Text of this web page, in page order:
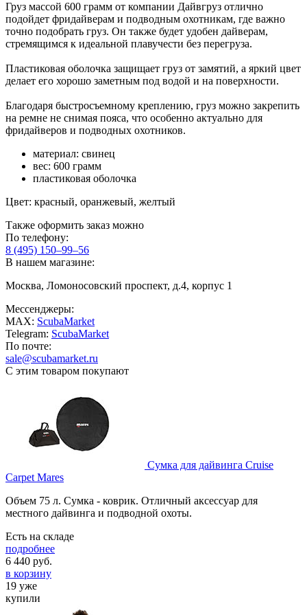
Груз массой 600 грамм от компании Дайвгруз отлично
подойдет фридайверам и подводным охотникам, где важно
точно подобрать груз. Он также будет удобен дайверам,
стремящимся к идеальной плавучести без перегруза.
Пластиковая оболочка защищает груз от замятий, а яркий цвет
делает его хорошо заметным под водой и на поверхности.
Благодаря быстросъемному креплению, груз можно закрепить
на ремне не снимая пояса, что особенно актуально для
фридайверов и подводных охотников.
материал: свинец
вес: 600 грамм
пластиковая оболочка
Цвет: красный, оранжевый, желтый
Также оформить заказ можно
По телефону:
8 (495) 150–99–56
В нашем магазине:
Москва, Ломоносовский проспект, д.4, корпус 1
Мессенджеры:
MAX: ScubaMarket
Telegram: ScubaMarket
По почте:
sale@scubamarket.ru
С этим товаром покупают
Сумка для дайвинга Cruise
Carpet Mares
Объем 75 л. Сумка - коврик. Отличный аксессуар для
местного дайвинга и подводной охоты.
Есть на складе
подробнее
6 440 руб.
в корзину
19 уже
купили